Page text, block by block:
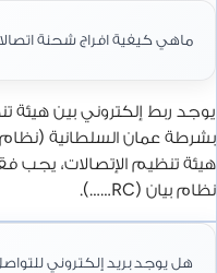
ماهي كيفية افراج شحنة
يوجد ربط إلكتروني بين هيئة
بشرطة عمان السلطانية (نظام
هيئة تنظيم الإتصالات،
نظام بيان (RC……).
هل يوجد بريد إلكتروني